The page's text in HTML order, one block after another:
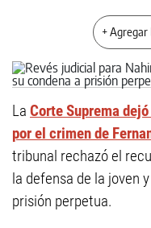
+ Agregar
La Corte Suprema
por el crimen de
tribunal rechazó el
la defensa de la joven
prisión perpetua.